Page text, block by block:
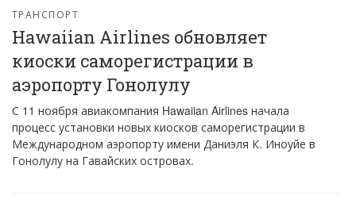
ТРАНСПОРТ
Hawaiian Airlines обновляет
киоски саморегистрации в
аэропорту Гонолулу
С 11 ноября авиакомпания Hawaiian Airlines начала
процесс установки новых киосков саморегистрации в
Международном аэропорту имени Даниэля К. Иноуйе в
Гонолулу на Гавайских островах.